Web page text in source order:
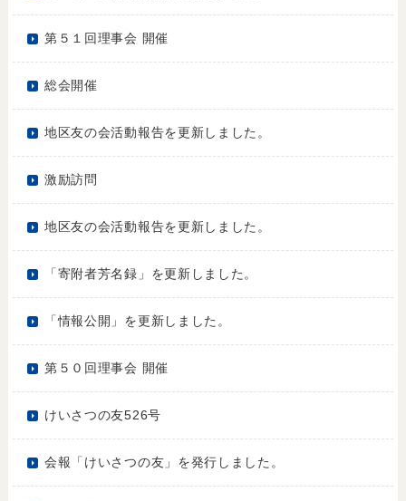
第５１回理事会 開催
総会開催
地区友の会活動報告を更新しました。
激励訪問
地区友の会活動報告を更新しました。
「寄附者芳名録」を更新しました。
「情報公開」を更新しました。
第５０回理事会 開催
けいさつの友526号
会報「けいさつの友」を発行しました。